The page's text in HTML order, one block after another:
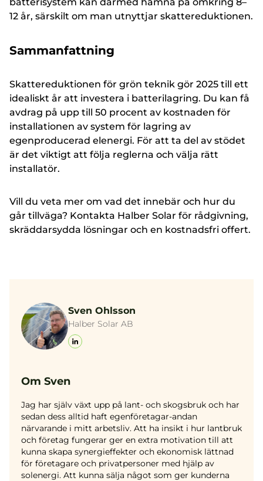
12 år, särskilt om man utnyttjar skattereduktionen.
Sammanfattning
Skattereduktionen för grön teknik gör 2025 till ett
idealiskt år att investera i batterilagring. Du kan få
avdrag på upp till 50 procent av kostnaden för
installationen av system för lagring av
egenproducerad elenergi. För att ta del av stödet
är det viktigt att följa reglerna och välja rätt
installatör.
Vill du veta mer om vad det innebär och hur du
går tillväga? Kontakta Halber Solar för rådgivning,
skräddarsydda lösningar och en kostnadsfri offert.
Sven Ohlsson
Halber Solar AB
Om Sven
Jag har själv växt upp på lant- och skogsbruk och har
sedan dess alltid haft egenföretagar-andan
närvarande i mitt arbetsliv. Att ha insikt i hur lantbruk
och företag fungerar ger en extra motivation till att
kunna skapa synergieffekter och ekonomisk lättnad
för företagare och privatpersoner med hjälp av
solenergi. Att kunna sälja något som ger kunderna